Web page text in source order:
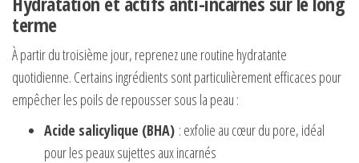
terme
À partir du troisième jour, reprenez une routine hydratante
quotidienne. Certains ingrédients sont particulièrement efficaces pour
empêcher les poils de repousser sous la peau :
Acide salicylique (BHA) : exfolie au cœur du pore, idéal
pour les peaux sujettes aux incarnés